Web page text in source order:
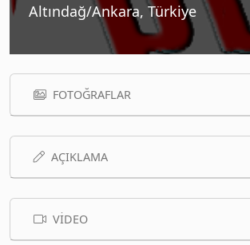
Altındağ/Ankara, Türkiye
FOTOĞRAFLAR
AÇIKLAMA
VIDEO